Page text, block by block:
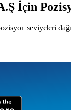
İçin
seviyeleri